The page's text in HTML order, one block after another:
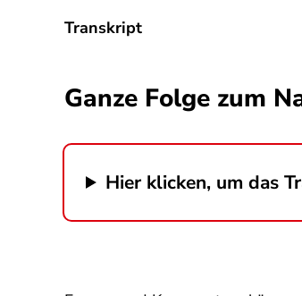
Transkript
Ganze Folge zum
Hier klicken, um das